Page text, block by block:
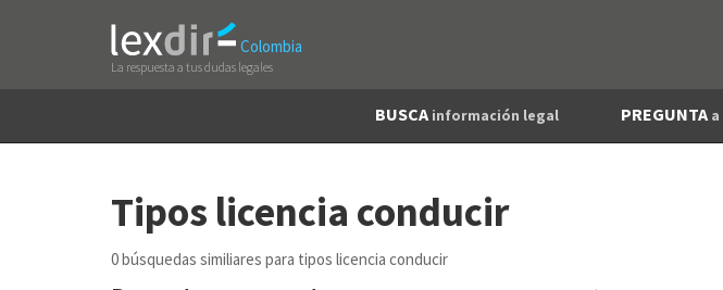
Colombia
La respuesta a tus dudas legales
BUSCA información legal PREGUNTA
Tipos licencia conducir
0 búsquedas similiares para tipos licencia conducir